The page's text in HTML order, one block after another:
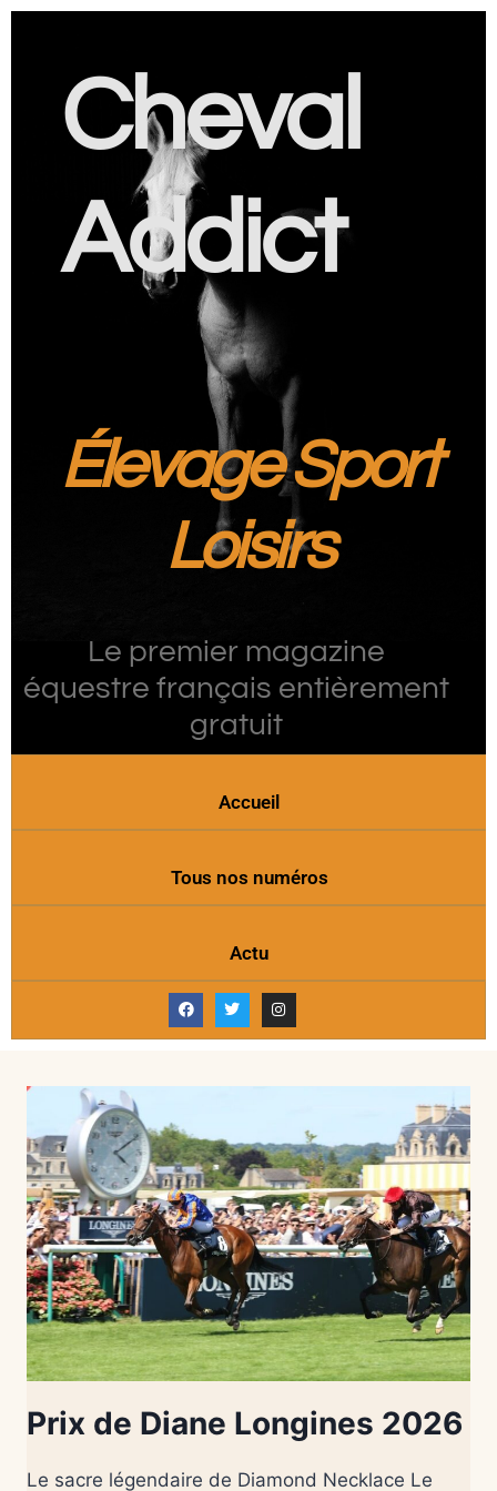
Cheval
Addict
Élevage Sport
Loisirs
Le premier magazine
équestre français entièrement
gratuit
Accueil
Tous nos numéros
Actu
Prix de Diane Longines 2026
Le sacre légendaire de Diamond Necklace Le